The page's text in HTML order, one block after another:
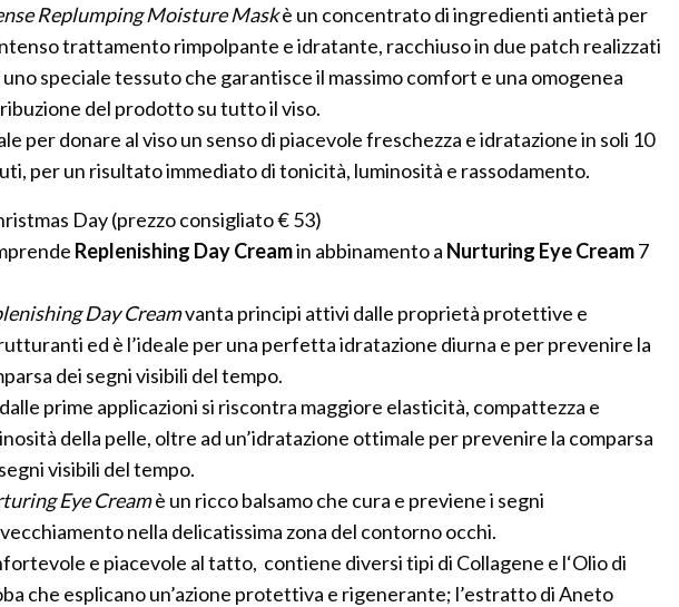
Replumping Moisture Maskè un concentrato di ingredienti antietà per
trattamento rimpolpante e idratante, racchiuso in due patch realizzati
uno speciale tessuto che garantisce il massimo comfort e una omogenea
del prodotto su tutto il viso.
per donare al viso un senso di piacevole freschezza e idratazione in soli 10
per un risultato immediato di tonicità, luminosità e rassodamento.
Day (prezzo consigliato € 53)
Replenishing Day Creamin abbinamento a Nurturing Eye Cream7
Day Creamvanta principi attivi dalle proprietà protettive e
ed è l’ideale per una perfetta idratazione diurna e per prevenire la
dei segni visibili del tempo.
prime applicazioni si riscontra maggiore elasticità, compattezza e
della pelle, oltre ad un’idratazione ottimale per prevenire la comparsa
visibili del tempo.
Eye Creamè un ricco balsamo che cura e previene i segni
nella delicatissima zona del contorno occhi.
e piacevole al tatto, contiene diversi tipi di Collagene e l‘Olio di
che esplicano un’azione protettiva e rigenerante; l’estratto di Aneto